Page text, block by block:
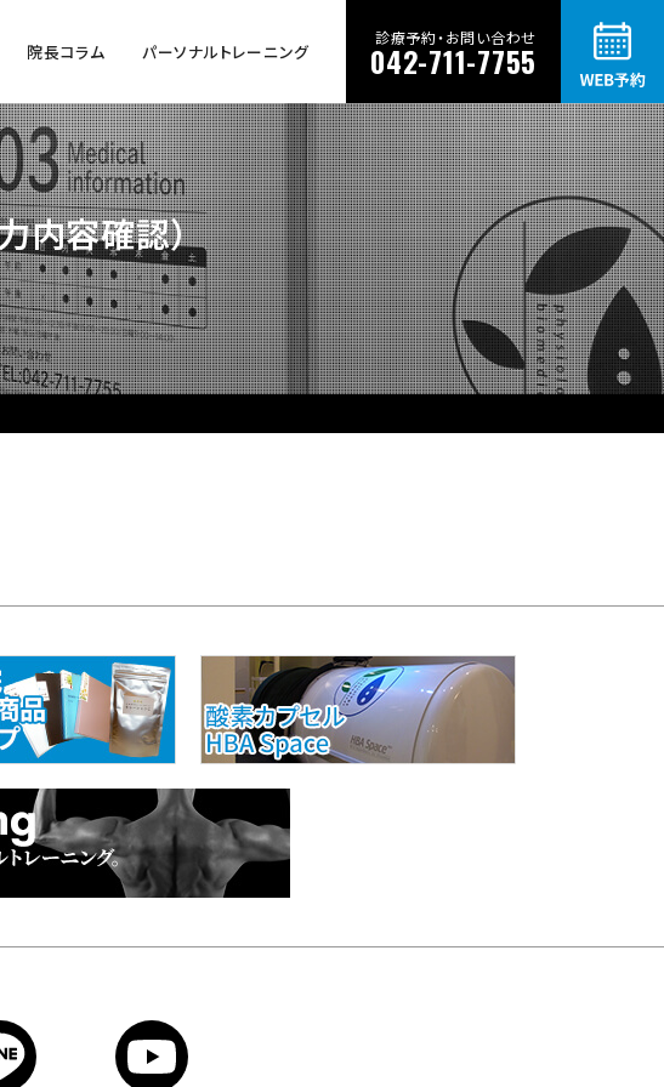
院長コラム パーソナルトレーニング
診療予約・お問い合わせ
042-711-7755
内容確認）